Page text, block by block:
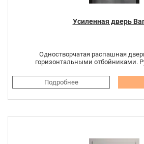
Усиленная дверь
Одностворчатая распашная
горизонтальными отбойниками.
Подробнее